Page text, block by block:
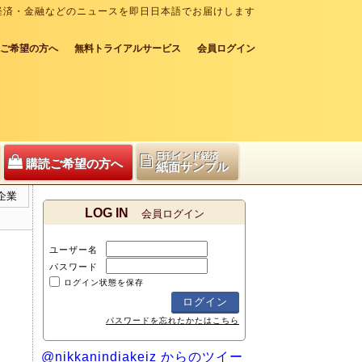
・金融などのニュースを即日日本語でお届けします
希望の方へ 無料トライアルサービス 会員ログイン
購読ご希望の方へ
日刊インド経済
紙面サンプル
業
LOG IN 会員ログイン
ユーザー名
パスワード
ログイン状態を保存
パスワードを忘れたかたはこちら
@nikkanindiakeiz からのツイー